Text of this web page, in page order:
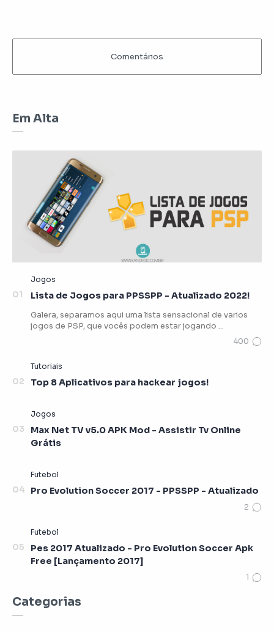
Em Alta
Lista de Jogos para PPSSPP - Atualizado 2022!
Galera, separamos aqui uma lista sensacional de varios
jogos de PSP, que vocês podem estar jogando …
Top 8 Aplicativos para hackear jogos!
Max Net TV v5.0 APK Mod - Assistir Tv Online
Grátis
Pro Evolution Soccer 2017 - PPSSPP - Atualizado
Pes 2017 Atualizado - Pro Evolution Soccer Apk
Free [Lançamento 2017]
Categorias